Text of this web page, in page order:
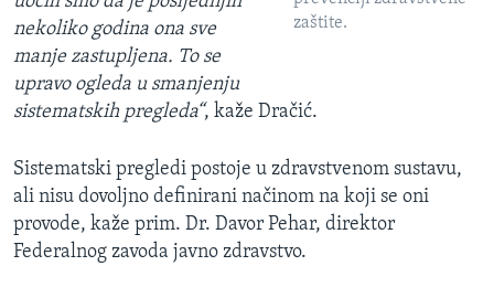
zaštite.
nekoliko godina ona sve
manje zastupljena. To se
upravo ogleda u smanjenju
sistematskih pregleda“, kaže Dračić.
Sistematski pregledi postoje u zdravstvenom sustavu,
ali nisu dovoljno definirani načinom na koji se oni
provode, kaže prim. Dr. Davor Pehar, direktor
Federalnog zavoda javno zdravstvo.